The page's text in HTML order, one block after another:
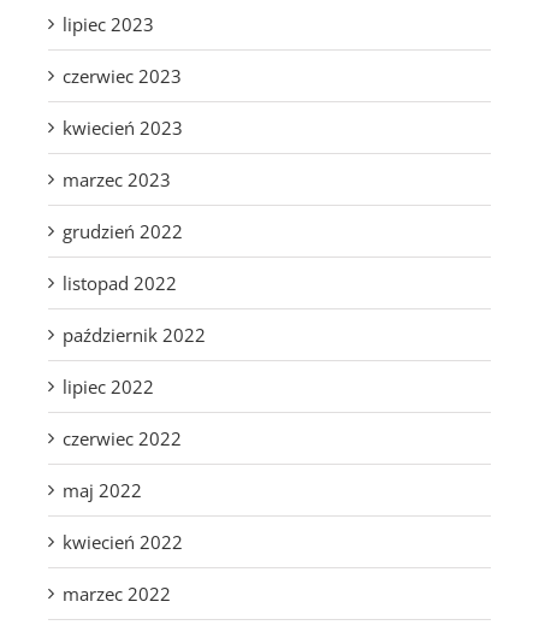
lipiec 2023
czerwiec 2023
kwiecień 2023
marzec 2023
grudzień 2022
listopad 2022
październik 2022
lipiec 2022
czerwiec 2022
maj 2022
kwiecień 2022
marzec 2022